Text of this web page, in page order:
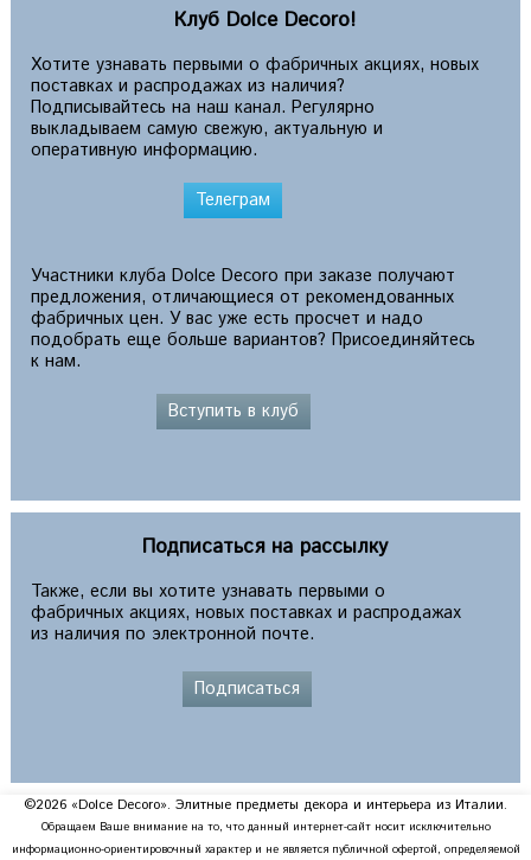
Клуб Dolce Decoro!
Хотите узнавать первыми о фабричных акциях, новых
поставках и распродажах из наличия?
Подписывайтесь на наш канал. Регулярно
выкладываем самую свежую, актуальную и
оперативную информацию.
Телеграм
Участники клуба Dolce Decoro при заказе получают
предложения, отличающиеся от рекомендованных
фабричных цен. У вас уже есть просчет и надо
подобрать еще больше вариантов? Присоединяйтесь
к нам.
Вступить в клуб
Подписаться на рассылку
Также, если вы хотите узнавать первыми о
фабричных акциях, новых поставках и распродажах
из наличия по электронной почте.
Подписаться
©2026 «Dolce Decoro». Элитные предметы декора и интерьера из Италии.
Обращаем Ваше внимание на то, что данный интернет-сайт носит исключительно
информационно-ориентировочный характер и не является публичной офертой, определяемой